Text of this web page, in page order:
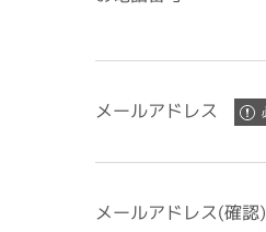
メールアドレス
メールアドレス(確認)